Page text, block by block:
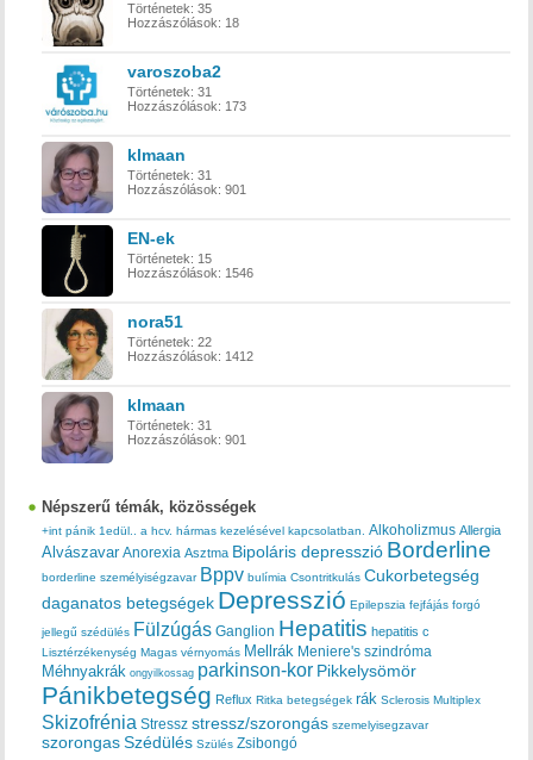
Történetek: 35
Hozzászólások: 18
varoszoba2
Történetek: 31
Hozzászólások: 173
klmaan
Történetek: 31
Hozzászólások: 901
EN-ek
Történetek: 15
Hozzászólások: 1546
nora51
Történetek: 22
Hozzászólások: 1412
klmaan
Történetek: 31
Hozzászólások: 901
Népszerű témák, közösségek
+int pánik 1edül.. a hcv. hármas kezelésével kapcsolatban. Alkoholizmus Allergia
Alvászavar Anorexia Asztma Bipoláris depresszió Borderline
borderline személyiségzavar Bppv bulímia Csontritkulás Cukorbetegség
daganatos betegségek Depresszió Epilepszia fejfájás forgó
jellegű szédülés Fülzúgás Ganglion Hepatitis hepatitis c
Lisztérzékenység Magas vérnyomás Mellrák Meniere's szindróma
Méhnyakrák ongyilkossag parkinson-kor Pikkelysömör
Pánikbetegség Reflux Ritka betegségek rák Sclerosis Multiplex
Skizofrénia Stressz stressz/szorongás szemelyisegzavar
szorongas Szédülés Szülés Zsibongó